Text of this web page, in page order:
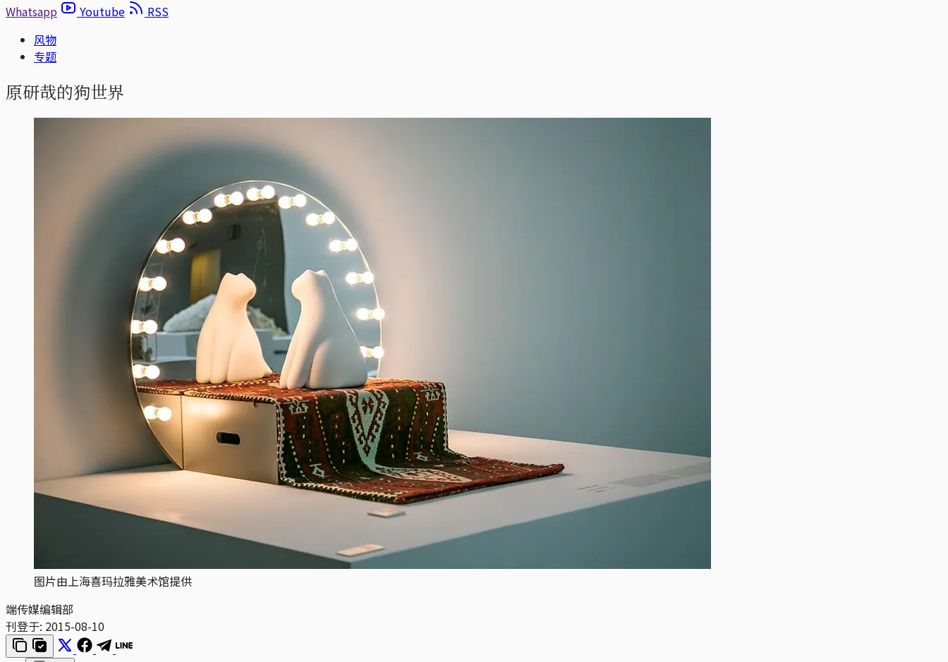
Whatsapp
Youtube
RSS
风物
专题
原研哉的狗世界
图片由上海喜玛拉雅美术馆提供
端传媒编辑部
刊登于: 2015-08-10